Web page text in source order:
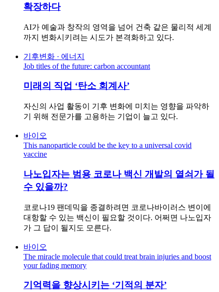
확장하다
AI가 예술과 창작의 영역을 넘어 건축 같은 물리적 세계
까지 변화시키려는 시도가 본격화하고 있다.
기후변화 · 에너지
Job titles of the future: carbon accountant
미래의 직업 ‘탄소 회계사’
자신의 사업 활동이 기후 변화에 미치는 영향을 파악하
기 위해 전문가를 고용하는 기업이 늘고 있다.
바이오
This nanoparticle could be the key to a universal covid
vaccine
나노입자는 범용 코로나 백신 개발의 열쇠가 될
수 있을까?
코로나19 팬데믹을 종결하려면 코로나바이러스 변이에
대항할 수 있는 백신이 필요할 것이다. 어쩌면 나노입자
가 그 답이 될지도 모른다.
바이오
The miracle molecule that could treat brain injuries and boost
your fading memory
기억력을 향상시키는 ‘기적의 분자’